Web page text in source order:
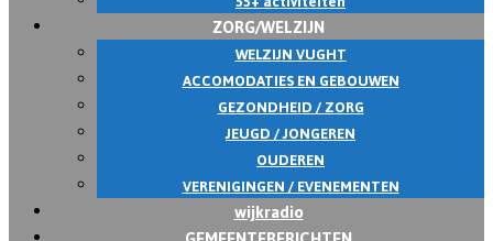
ZORG/WELZIJN
WELZIJN VUGHT
ACCOMODATIES EN GEBOUWEN
GEZONDHEID / ZORG
JEUGD / JONGEREN
OUDEREN
VERENIGINGEN / EVENEMENTEN
wijkradio